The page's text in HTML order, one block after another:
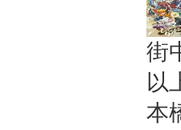
街
以
本